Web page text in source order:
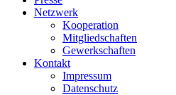
Netzwerk
Kooperation
Mitgliedschaften
Gewerkschaften
Kontakt
Impressum
Datenschutz